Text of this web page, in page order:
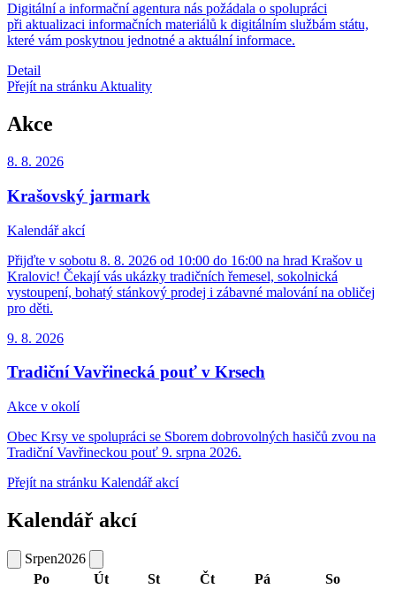
Digitální a informační agentura nás požádala o spolupráci
při aktualizaci informačních materiálů k digitálním službám státu,
které vám poskytnou jednotné a aktuální informace.
Detail
Přejít na stránku Aktuality
Akce
8. 8. 2026
Krašovský jarmark
Kalendář akcí
Přijďte v sobotu 8. 8. 2026 od 10:00 do 16:00 na hrad Krašov u
Kralovic! Čekají vás ukázky tradičních řemesel, sokolnická
vystoupení, bohatý stánkový prodej i zábavné malování na obličej
pro děti.
9. 8. 2026
Tradiční Vavřinecká pouť v Krsech
Akce v okolí
Obec Krsy ve spolupráci se Sborem dobrovolných hasičů zvou na
Tradiční Vavřineckou pouť 9. srpna 2026.
Přejít na stránku Kalendář akcí
Kalendář akcí
Srpen2026
Po
Út St Čt Pá So